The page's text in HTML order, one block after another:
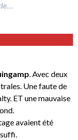
. Avec deux
Une faute de
ET une mauvaise
avaient été